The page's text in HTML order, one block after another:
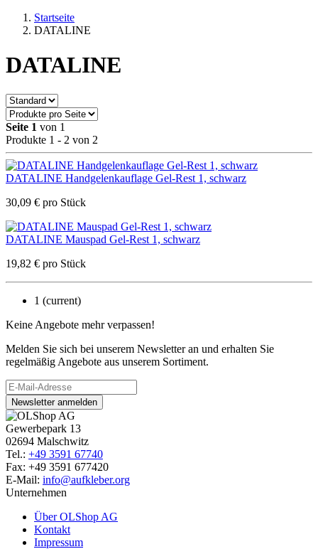
Startseite
DATALINE
DATALINE
Seite 1 von 1
Produkte 1 - 2 von 2
DATALINE Handgelenkauflage Gel-Rest 1, schwarz
30,09 € pro Stück
DATALINE Mauspad Gel-Rest 1, schwarz
19,82 € pro Stück
1 (current)
Keine Angebote mehr verpassen!
Melden Sie sich bei unserem Newsletter an und erhalten Sie
regelmäßig Angebote aus unserem Sortiment.
Newsletter anmelden
Gewerbepark 13
02694 Malschwitz
Tel.: +49 3591 67740
Fax: +49 3591 677420
E-Mail: info@aufkleber.org
Unternehmen
Über OLShop AG
Kontakt
Impressum